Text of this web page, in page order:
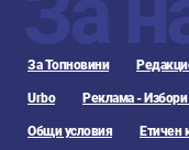
За Топновини
Urbo Реклама -
Общи условия Етичен